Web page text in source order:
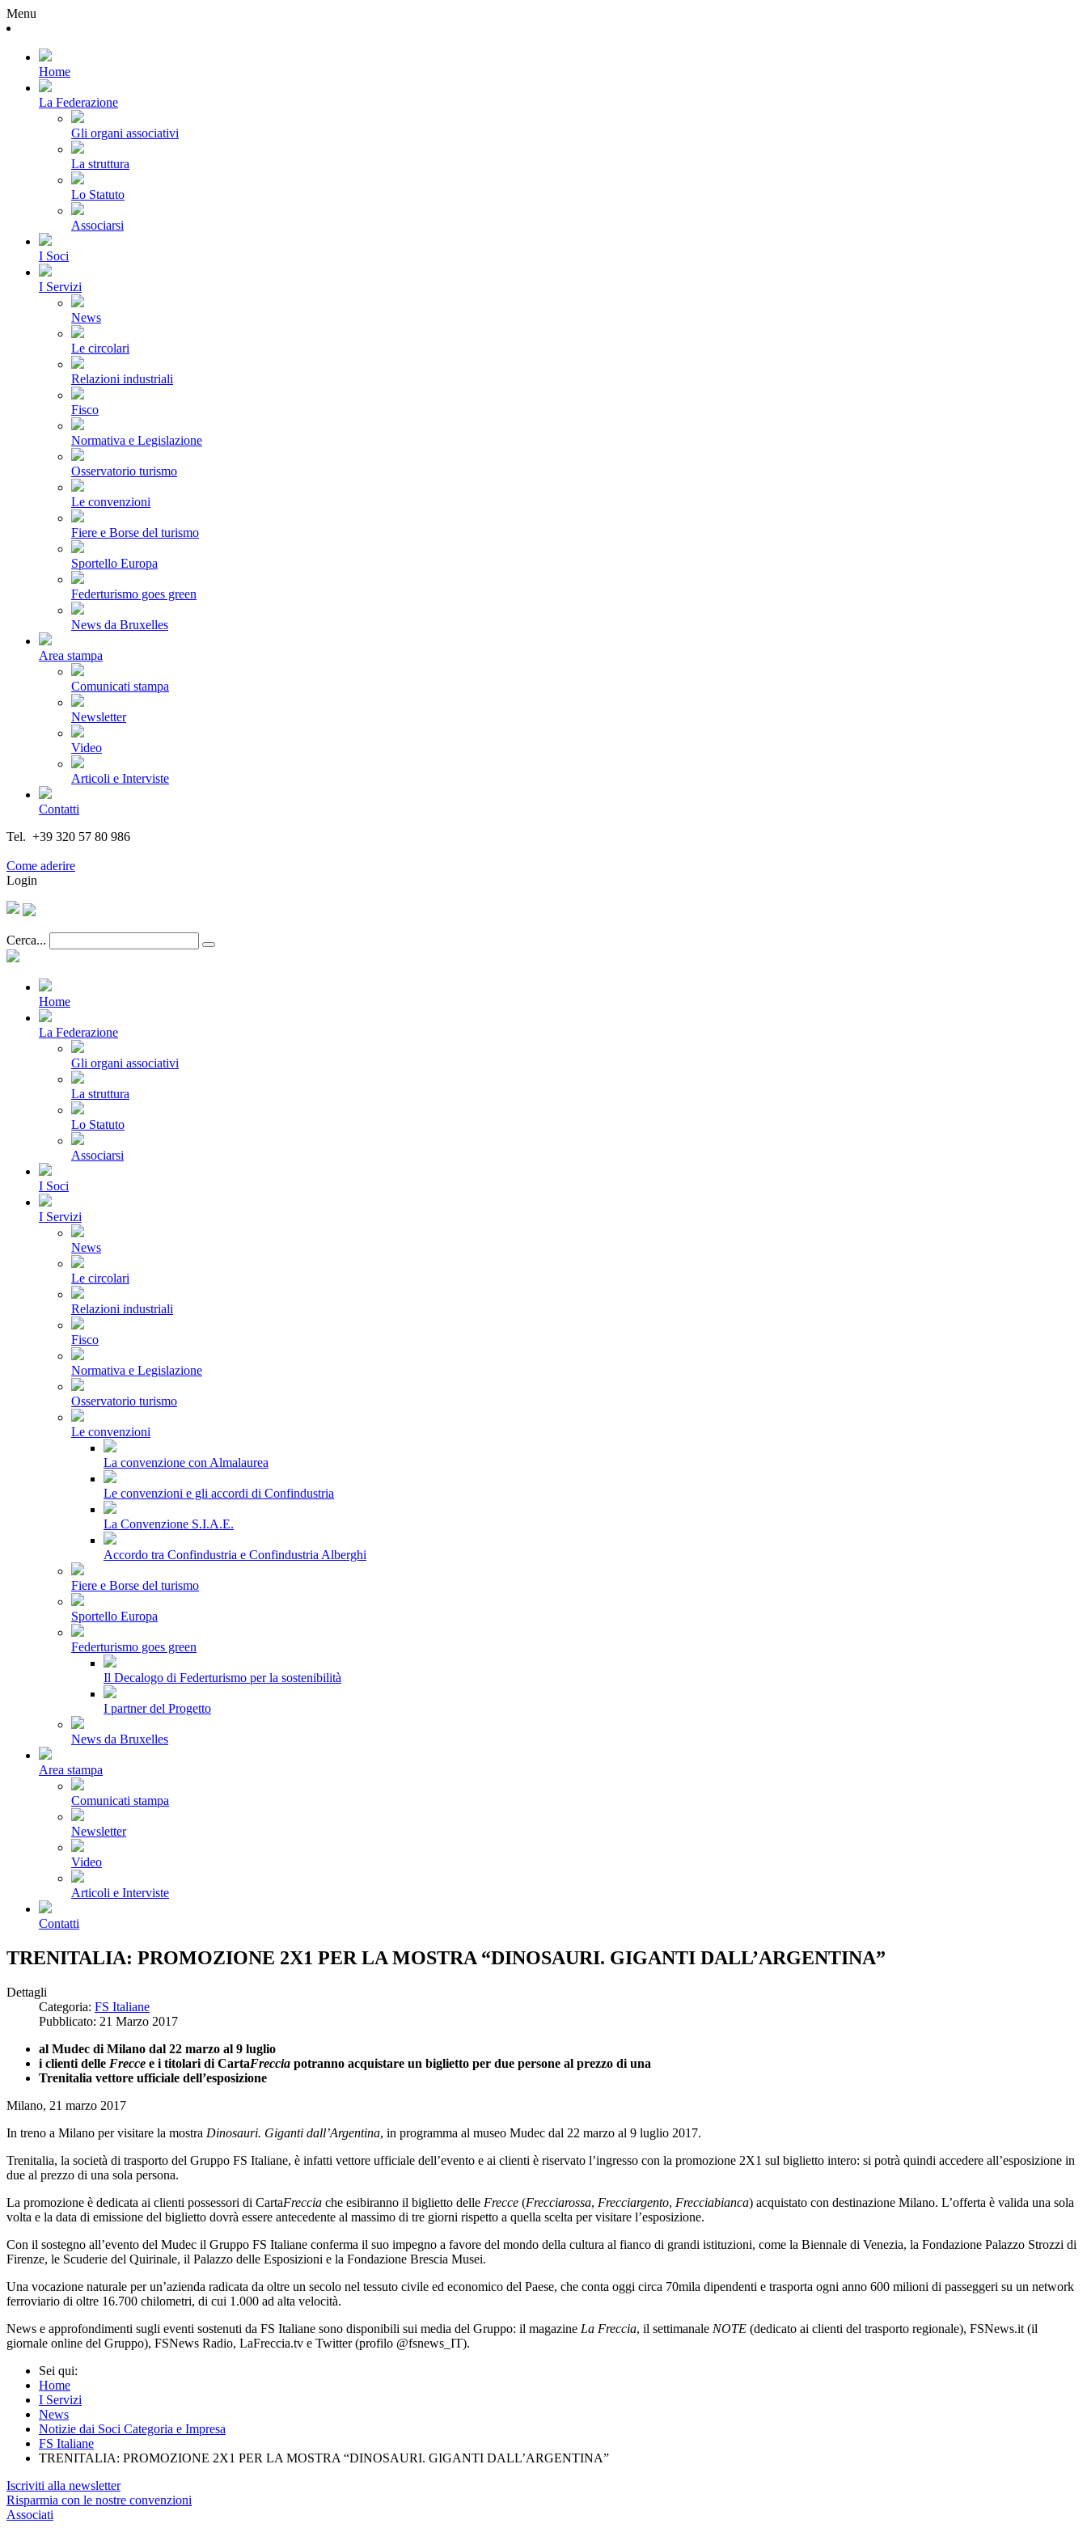
Menu
Home
La Federazione
Gli organi associativi
La struttura
Lo Statuto
Associarsi
I Soci
I Servizi
News
Le circolari
Relazioni industriali
Fisco
Normativa e Legislazione
Osservatorio turismo
Le convenzioni
Fiere e Borse del turismo
Sportello Europa
Federturismo goes green
News da Bruxelles
Area stampa
Comunicati stampa
Newsletter
Video
Articoli e Interviste
Contatti
Tel. +39 320 57 80 986
Come aderire
Login
Cerca...
Home
La Federazione
Gli organi associativi
La struttura
Lo Statuto
Associarsi
I Soci
I Servizi
News
Le circolari
Relazioni industriali
Fisco
Normativa e Legislazione
Osservatorio turismo
Le convenzioni
La convenzione con Almalaurea
Le convenzioni e gli accordi di Confindustria
La Convenzione S.I.A.E.
Accordo tra Confindustria e Confindustria Alberghi
Fiere e Borse del turismo
Sportello Europa
Federturismo goes green
Il Decalogo di Federturismo per la sostenibilità
I partner del Progetto
News da Bruxelles
Area stampa
Comunicati stampa
Newsletter
Video
Articoli e Interviste
Contatti
TRENITALIA: PROMOZIONE 2X1 PER LA MOSTRA “DINOSAURI. GIGANTI DALL’ARGENTINA”
Dettagli
Categoria: FS Italiane
Pubblicato: 21 Marzo 2017
al Mudec di Milano dal 22 marzo al 9 luglio
i clienti delle Frecce e i titolari di CartaFreccia potranno acquistare un biglietto per due persone al prezzo di una
Trenitalia vettore ufficiale dell’esposizione
Milano, 21 marzo 2017
In treno a Milano per visitare la mostra Dinosauri. Giganti dall’Argentina, in programma al museo Mudec dal 22 marzo al 9 luglio 2017.
Trenitalia, la società di trasporto del Gruppo FS Italiane, è infatti vettore ufficiale dell’evento e ai clienti è riservato l’ingresso con la promozione 2X1 sul biglietto intero: si potrà quindi accedere all’esposizione in
due al prezzo di una sola persona.
La promozione è dedicata ai clienti possessori di CartaFreccia che esibiranno il biglietto delle Frecce (Frecciarossa, Frecciargento, Frecciabianca) acquistato con destinazione Milano. L’offerta è valida una sola
volta e la data di emissione del biglietto dovrà essere antecedente al massimo di tre giorni rispetto a quella scelta per visitare l’esposizione.
Con il sostegno all’evento del Mudec il Gruppo FS Italiane conferma il suo impegno a favore del mondo della cultura al fianco di grandi istituzioni, come la Biennale di Venezia, la Fondazione Palazzo Strozzi di
Firenze, le Scuderie del Quirinale, il Palazzo delle Esposizioni e la Fondazione Brescia Musei.
Una vocazione naturale per un’azienda radicata da oltre un secolo nel tessuto civile ed economico del Paese, che conta oggi circa 70mila dipendenti e trasporta ogni anno 600 milioni di passeggeri su un network
ferroviario di oltre 16.700 chilometri, di cui 1.000 ad alta velocità.
News e approfondimenti sugli eventi sostenuti da FS Italiane sono disponibili sui media del Gruppo: il magazine La Freccia, il settimanale NOTE (dedicato ai clienti del trasporto regionale), FSNews.it (il
giornale online del Gruppo), FSNews Radio, LaFreccia.tv e Twitter (profilo @fsnews_IT).
Sei qui:
Home
I Servizi
News
Notizie dai Soci Categoria e Impresa
FS Italiane
TRENITALIA: PROMOZIONE 2X1 PER LA MOSTRA “DINOSAURI. GIGANTI DALL’ARGENTINA”
Iscriviti alla newsletter
Risparmia con le nostre convenzioni
Associati